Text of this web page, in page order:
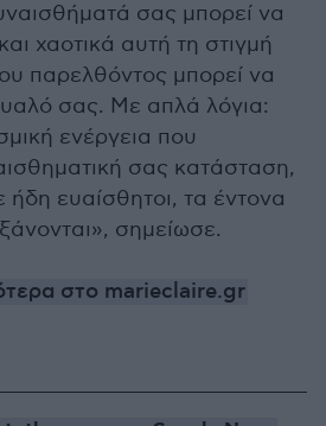
σας μπορεί να
χαοτικά αυτή τη στιγμή
παρελθόντος μπορεί να
σας. Με απλά λόγια:
ενέργεια που
σας κατάσταση,
ήδη ευαίσθητοι, τα έντονα
σημείωσε.
στο marieclaire.gr